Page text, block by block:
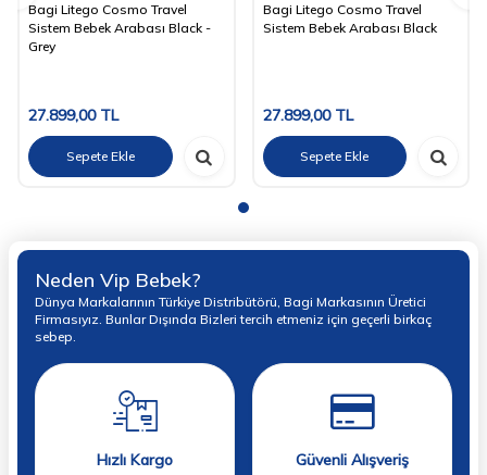
Bagi Litego Cosmo Travel
Sistem Bebek Arabası Black -
Grey
27.899,00TL
Sepete Ekle
Bagi Litego Cosmo Travel
Sistem Bebek Arabası Black
27.899,00TL
Sepete Ekle
Neden Vip Bebek?
Dünya Markalarının Türkiye Distribütörü, Bagi Markasının Üretici
Firmasıyız. Bunlar Dışında Bizleri tercih etmeniz için geçerli birkaç
sebep.
Hızlı Kargo Güvenli Alışveriş